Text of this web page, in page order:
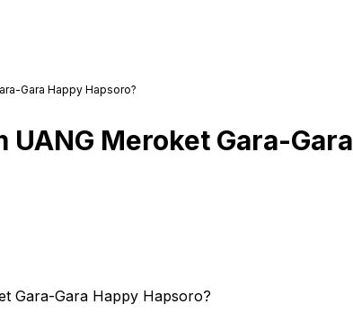
Gara Happy Hapsoro?
Meroket Gara-Gara